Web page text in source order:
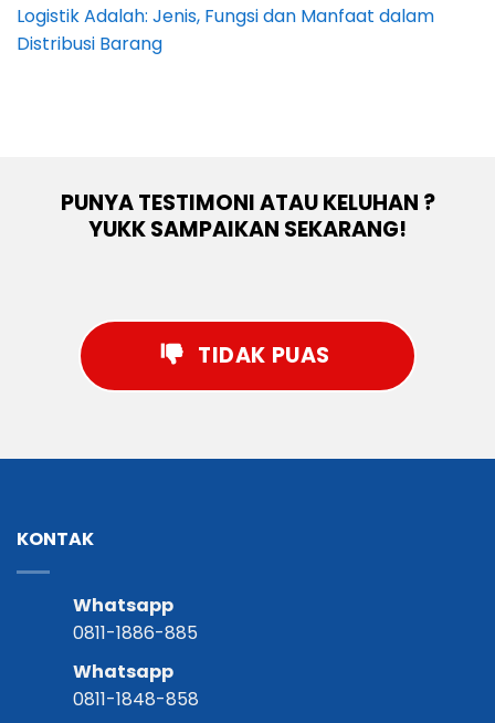
Logistik Adalah: Jenis, Fungsi dan Manfaat dalam
Distribusi Barang
PUNYA TESTIMONI ATAU KELUHAN ?
YUKK SAMPAIKAN SEKARANG!
TIDAK PUAS
KONTAK
Whatsapp
0811-1886-885
Whatsapp
0811-1848-858